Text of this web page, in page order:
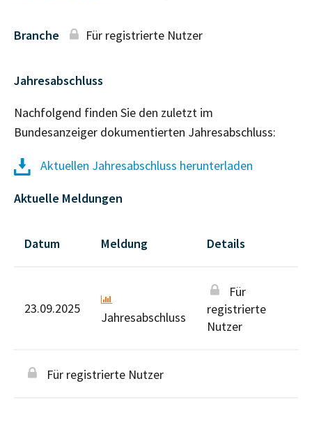
Branche Für registrierte Nutzer
Jahresabschluss
Nachfolgend finden Sie den zuletzt im
Bundesanzeiger dokumentierten Jahresabschluss:
Aktuellen Jahresabschluss herunterladen
Aktuelle Meldungen
Datum Meldung Details
23.09.2025
Jahresabschluss
Für
registrierte
Nutzer
Für registrierte Nutzer